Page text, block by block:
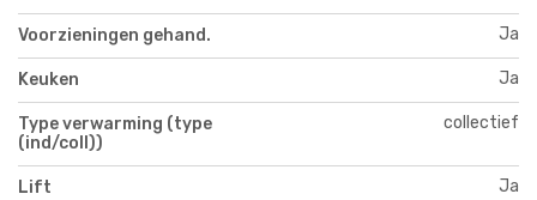
Voorzieningen gehand. Ja
Keuken Ja
Type verwarming (type
(ind/coll))
collectief
Lift Ja